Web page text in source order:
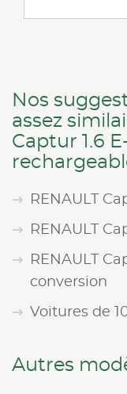
Nos
assez
Captur 1.6
RENAULT
RENAULT
RENAULT
conversion
Voitures de
Autres